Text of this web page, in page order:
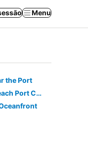
Menu
the Port
Days Inn by Wyndham Cocoa Beach Port Canaveral